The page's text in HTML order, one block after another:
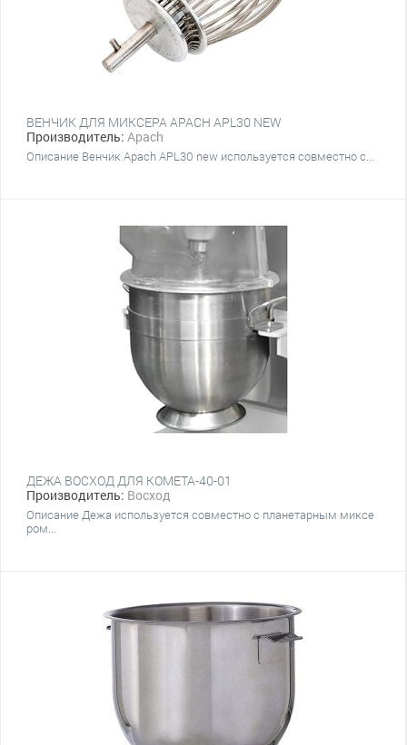
ВЕНЧИК ДЛЯ МИКСЕРА APACH APL30 NEW
Производитель: Apach
Описание Венчик Apach APL30 new используется совместно с...
ДЕЖА ВОСХОД ДЛЯ КОМЕТА-40-01
Производитель: Восход
Описание Дежа используется совместно с планетарным миксе
ром...